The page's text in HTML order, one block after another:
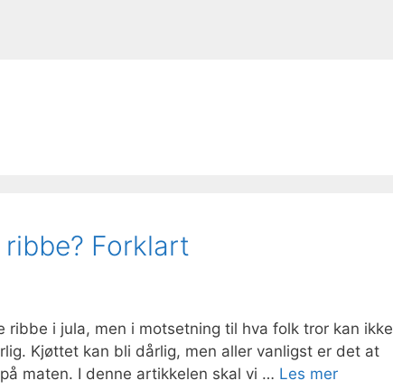
Forklart
ribbe i jula, men i motsetning til hva folk tror kan ikke
Kjøttet kan bli dårlig, men aller vanligst er det at
maten. I denne artikkelen skal vi … Les mer